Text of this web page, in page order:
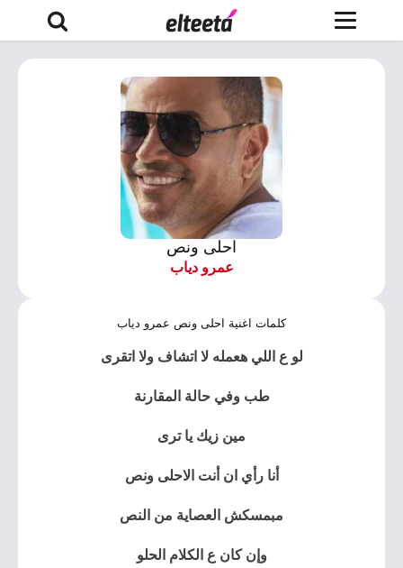
احلى ونص
عمرو دياب
كلمات اغنية احلى ونص عمرو دياب
لو ع اللي هعمله لا اتشاف ولا اتقرى
طب وفي حالة المقارنة
مين زيك يا ترى
أنا رأي ان أنت الاحلى ونص
مبمسكش العصاية من النص
وإن كان ع الكلام الحلو